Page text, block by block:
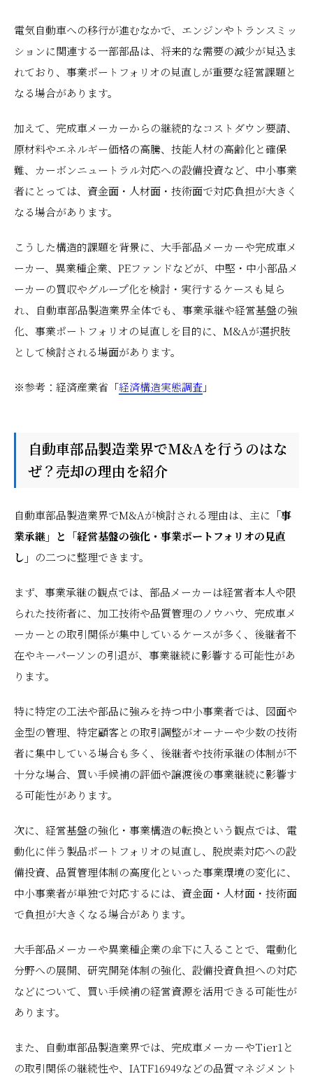
電気自動車への移行が進むなかで、エンジンやトランスミッ
ションに関連する一部部品は、将来的な需要の減少が見込ま
れており、事業ポートフォリオの見直しが重要な経営課題と
なる場合があります。
加えて、完成車メーカーからの継続的なコストダウン要請、
原材料やエネルギー価格の高騰、技能人材の高齢化と確保
難、カーボンニュートラル対応への設備投資など、中小事業
者にとっては、資金面・人材面・技術面で対応負担が大きく
なる場合があります。
こうした構造的課題を背景に、大手部品メーカーや完成車メ
ーカー、異業種企業、PEファンドなどが、中堅・中小部品メ
ーカーの買収やグループ化を検討・実行するケースも見ら
れ、自動車部品製造業界全体でも、事業承継や経営基盤の強
化、事業ポートフォリオの見直しを目的に、M&Aが選択肢
として検討される場面があります。
※参考：経済産業省「経済構造実態調査」
自動車部品製造業界でM&Aを行うのはな
ぜ？売却の理由を紹介
自動車部品製造業界でM&Aが検討される理由は、主に 「事
業承継」と「経営基盤の強化・事業ポートフォリオの見直
し」 の二つに整理できます。
まず、事業承継の観点では、部品メーカーは経営者本人や限
られた技術者に、加工技術や品質管理のノウハウ、完成車メ
ーカーとの取引関係が集中しているケースが多く、後継者不
在やキーパーソンの引退が、事業継続に影響する可能性があ
ります。
特に特定の工法や部品に強みを持つ中小事業者では、図面や
金型の管理、特定顧客との取引調整がオーナーや少数の技術
者に集中している場合も多く、後継者や技術承継の体制が不
十分な場合、買い手候補の評価や譲渡後の事業継続に影響す
る可能性があります。
次に、経営基盤の強化・事業構造の転換という観点では、電
動化に伴う製品ポートフォリオの見直し、脱炭素対応への設
備投資、品質管理体制の高度化といった事業環境の変化に、
中小事業者が単独で対応するには、資金面・人材面・技術面
で負担が大きくなる場合があります。
大手部品メーカーや異業種企業の傘下に入ることで、電動化
分野への展開、研究開発体制の強化、設備投資負担への対応
などについて、買い手候補の経営資源を活用できる可能性が
あります。
また、自動車部品製造業界では、完成車メーカーやTier1と
の取引関係の継続性や、IATF16949などの品質マネジメント